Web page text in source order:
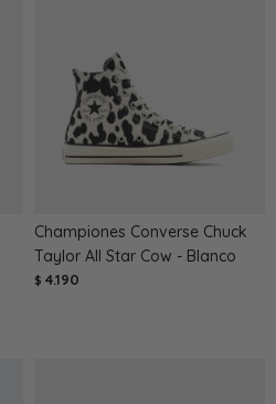
Championes Converse Chuck
Taylor All Star Cow - Blanco
$ 4.190